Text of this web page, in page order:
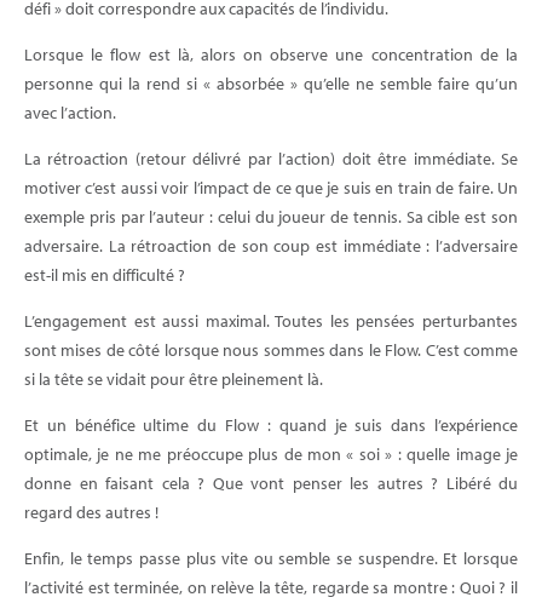
défi » doit correspondre aux capacités de l’individu.
Lorsque le flow est là, alors on observe une concentration de la
personne qui la rend si « absorbée » qu’elle ne semble faire qu’un
avec l’action.
La rétroaction (retour délivré par l’action) doit être immédiate. Se
motiver c’est aussi voir l’impact de ce que je suis en train de faire. Un
exemple pris par l’auteur : celui du joueur de tennis. Sa cible est son
adversaire. La rétroaction de son coup est immédiate : l’adversaire
est-il mis en difficulté ?
L’engagement est aussi maximal. Toutes les pensées perturbantes
sont mises de côté lorsque nous sommes dans le Flow. C’est comme
si la tête se vidait pour être pleinement là.
Et un bénéfice ultime du Flow : quand je suis dans l’expérience
optimale, je ne me préoccupe plus de mon « soi » : quelle image je
donne en faisant cela ? Que vont penser les autres ? Libéré du
regard des autres !
Enfin, le temps passe plus vite ou semble se suspendre. Et lorsque
l’activité est terminée, on relève la tête, regarde sa montre : Quoi ? il